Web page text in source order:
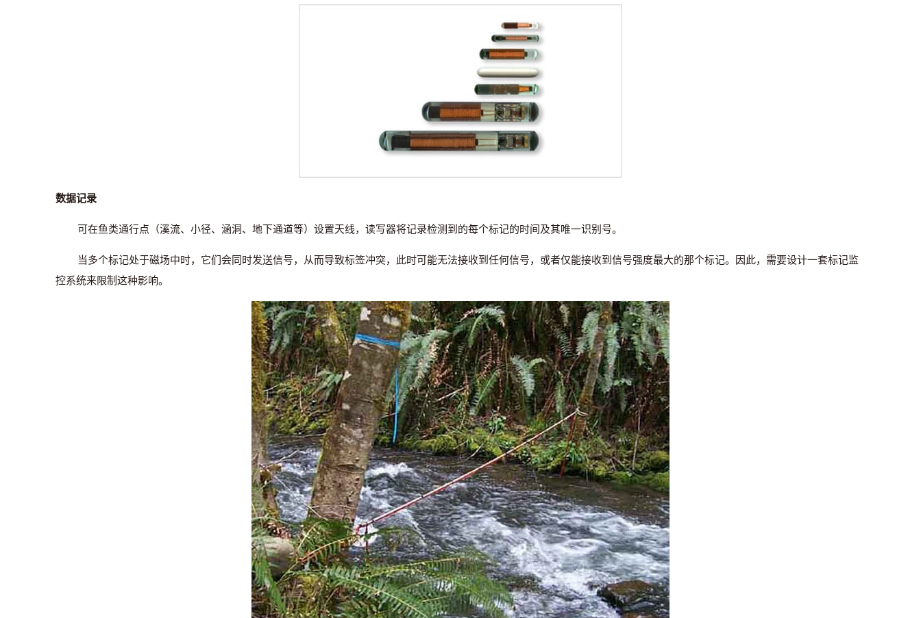
数据记录
可在鱼类通行点（溪流、小径、涵洞、地下通道等）设置天线，读写器将记录检测到的每个标记的时间及其唯一识别号。
当多个标记处于磁场中时，它们会同时发送信号，从而导致标签冲突，此时可能无法接收到任何信号，或者仅能接收到信号强度最大的那个标记。因此，需要设计一套标记监
控系统来限制这种影响。